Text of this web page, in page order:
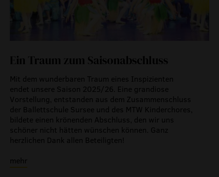
Ein Traum zum Saisonabschluss
Mit dem wunderbaren Traum eines Inspizienten
endet unsere Saison 2025/26. Eine grandiose
Vorstellung, entstanden aus dem Zusammenschluss
der Ballettschule Sursee und des MTW Kinderchores,
bildete einen krönenden Abschluss, den wir uns
schöner nicht hätten wünschen können. Ganz
herzlichen Dank allen Beteiligten!
mehr